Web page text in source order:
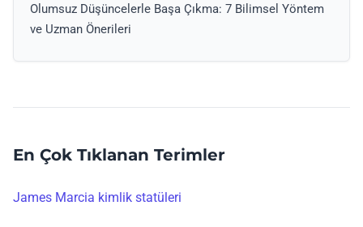
Olumsuz Düşüncelerle Başa Çıkma: 7 Bilimsel Yöntem
ve Uzman Önerileri
En Çok Tıklanan Terimler
James Marcia kimlik statüleri